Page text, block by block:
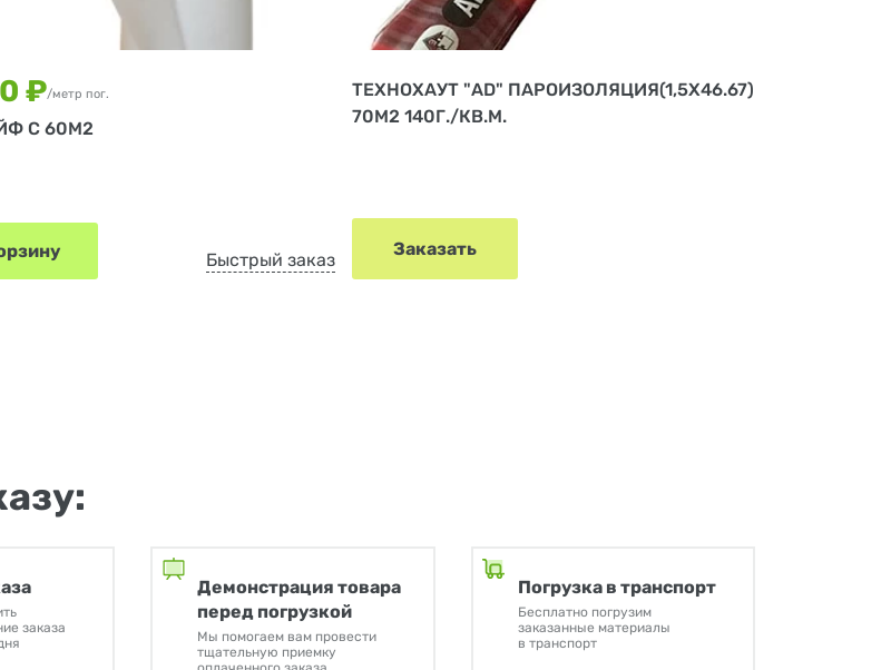
₽/метр пог.
С 60М2
Быстрый заказ
ТЕХНОХАУТ "АD" ПАРОИЗОЛЯЦИЯ(1,5Х46.67)
70М2 140Г./КВ.М.
Заказать
заказа
Демонстрация товара
перед погрузкой
Мы помогаем вам провести
тщательную приемку
Погрузка в транспорт
Бесплатно погрузим
заказанные материалы
в транспорт